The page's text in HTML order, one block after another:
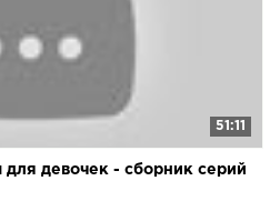
51:11
для девочек - сборник серий